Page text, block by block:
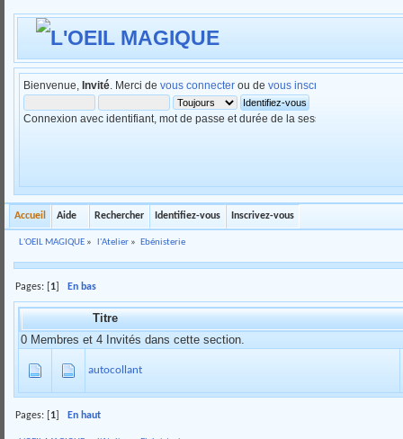
Bienvenue, Invité. Merci de vous connecterou de vous inscrire
Connexion avec identifiant, mot de passe et durée de la session
Accueil Aide Rechercher Identifiez-vous Inscrivez-vous
L'OEIL MAGIQUE » l'Atelier» Ebénisterie
Pages: [ 1 En bas
Titre
0 Membres et 4 Invités dans cette section.
autocollant
Pages: [ 1 En haut